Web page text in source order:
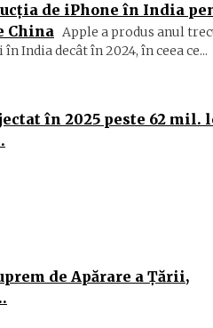
de iPhone în India
China Apple a produs anul
India decât în 2024, în ceea ce...
în 2025 peste 62 mil.
de Apărare a Ţării,